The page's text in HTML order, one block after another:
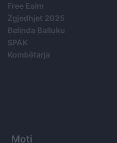
Free Esim
Zgjedhjet 2025
Belinda Balluku
SPAK
Kombëtarja
Moti